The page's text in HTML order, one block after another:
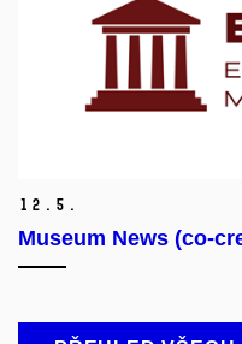
12. 5.
Museum News (co-